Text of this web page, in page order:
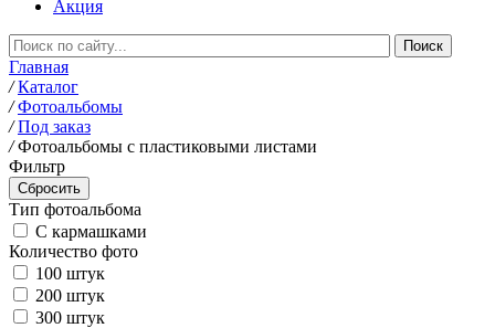
Акция
Главная
/ Каталог
/ Фотоальбомы
/ Под заказ
/ Фотоальбомы с пластиковыми листами
Фильтр
Тип фотоальбома
С кармашками
Количество фото
100 штук
200 штук
300 штук